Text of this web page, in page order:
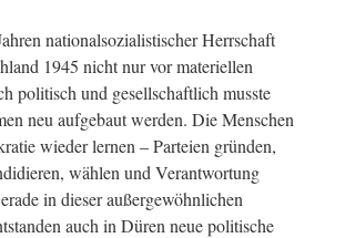
nationalsozialistischer Herrschaft
1945 nicht nur vor materiellen
politisch und gesellschaftlich musste
neu aufgebaut werden. Die Menschen
wieder lernen – Parteien gründen,
wählen und Verantwortung
in dieser außergewöhnlichen
auch in Düren neue politische